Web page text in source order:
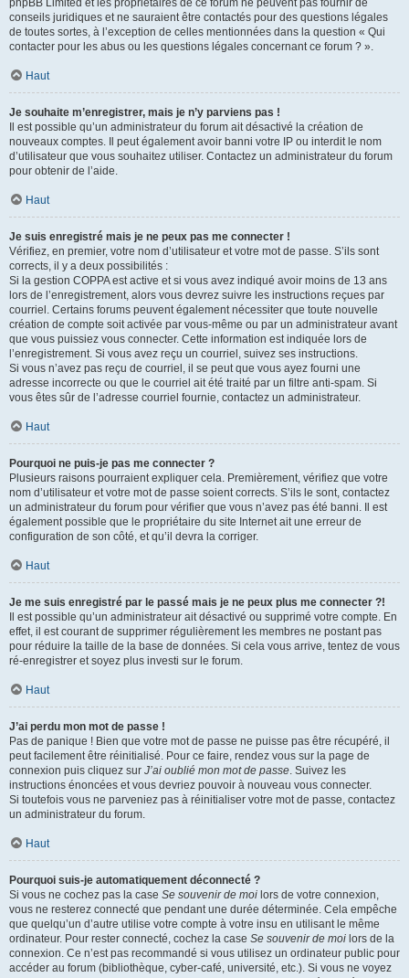
conseils juridiques et ne sauraient être contactés pour des questions légales
de toutes sortes, à l’exception de celles mentionnées dans la question « Qui
contacter pour les abus ou les questions légales concernant ce forum ? ».
Haut
Je souhaite m’enregistrer, mais je n’y parviens pas !
Il est possible qu’un administrateur du forum ait désactivé la création de
nouveaux comptes. Il peut également avoir banni votre IP ou interdit le nom
d’utilisateur que vous souhaitez utiliser. Contactez un administrateur du forum
pour obtenir de l’aide.
Haut
Je suis enregistré mais je ne peux pas me connecter !
Vérifiez, en premier, votre nom d’utilisateur et votre mot de passe. S’ils sont
corrects, il y a deux possibilités :
Si la gestion COPPA est active et si vous avez indiqué avoir moins de 13 ans
lors de l’enregistrement, alors vous devrez suivre les instructions reçues par
courriel. Certains forums peuvent également nécessiter que toute nouvelle
création de compte soit activée par vous-même ou par un administrateur avant
que vous puissiez vous connecter. Cette information est indiquée lors de
l’enregistrement. Si vous avez reçu un courriel, suivez ses instructions.
Si vous n’avez pas reçu de courriel, il se peut que vous ayez fourni une
adresse incorrecte ou que le courriel ait été traité par un filtre anti-spam. Si
vous êtes sûr de l’adresse courriel fournie, contactez un administrateur.
Haut
Pourquoi ne puis-je pas me connecter ?
Plusieurs raisons pourraient expliquer cela. Premièrement, vérifiez que votre
nom d’utilisateur et votre mot de passe soient corrects. S’ils le sont, contactez
un administrateur du forum pour vérifier que vous n’avez pas été banni. Il est
également possible que le propriétaire du site Internet ait une erreur de
configuration de son côté, et qu’il devra la corriger.
Haut
Je me suis enregistré par le passé mais je ne peux plus me connecter ?!
Il est possible qu’un administrateur ait désactivé ou supprimé votre compte. En
effet, il est courant de supprimer régulièrement les membres ne postant pas
pour réduire la taille de la base de données. Si cela vous arrive, tentez de vous
ré-enregistrer et soyez plus investi sur le forum.
Haut
J’ai perdu mon mot de passe !
Pas de panique ! Bien que votre mot de passe ne puisse pas être récupéré, il
peut facilement être réinitialisé. Pour ce faire, rendez vous sur la page de
connexion puis cliquez sur J’ai oublié mon mot de passe . Suivez les
instructions énoncées et vous devriez pouvoir à nouveau vous connecter.
Si toutefois vous ne parveniez pas à réinitialiser votre mot de passe, contactez
un administrateur du forum.
Haut
Pourquoi suis-je automatiquement déconnecté ?
Si vous ne cochez pas la case Se souvenir de moi lors de votre connexion,
vous ne resterez connecté que pendant une durée déterminée. Cela empêche
que quelqu’un d’autre utilise votre compte à votre insu en utilisant le même
ordinateur. Pour rester connecté, cochez la case Se souvenir de moi lors de la
connexion. Ce n’est pas recommandé si vous utilisez un ordinateur public pour
accéder au forum (bibliothèque, cyber-café, université, etc.). Si vous ne voyez